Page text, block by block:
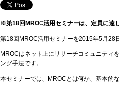
※第18回MROC活用セミナーは、定員に達
第18回MROC活用セミナーを2015年5月28
MROCはネット上にリサーチコミュニティ
ング手法です。
本セミナーでは、MROCとは何か、基本的